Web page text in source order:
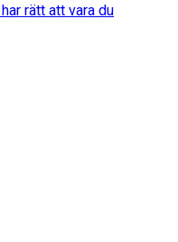
rätt att vara du